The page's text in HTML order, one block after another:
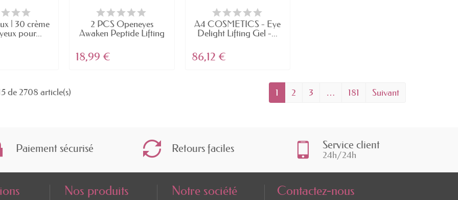
| 30 crème
pour...
2 PCS Openeyes
Awaken Peptide Lifting
18,99 €
A4 COSMETICS - Eye
Delight Lifting Gel -...
86,12 €
de 2708 article(s) 1 2 3 … 181 Suivant
Paiement sécurisé Retours faciles Service client
24h/24h
Nos produits Notre société Contactez-nous